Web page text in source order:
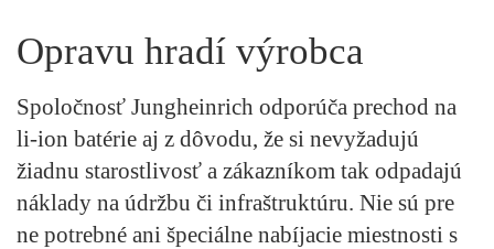
Opravu hradí výrobca
Spoločnosť Jungheinrich odporúča prechod na
li-ion batérie aj z dôvodu, že si nevyžadujú
žiadnu starostlivosť a zákazníkom tak odpadajú
náklady na údržbu či infraštruktúru. Nie sú pre
ne potrebné ani špeciálne nabíjacie miestnosti s